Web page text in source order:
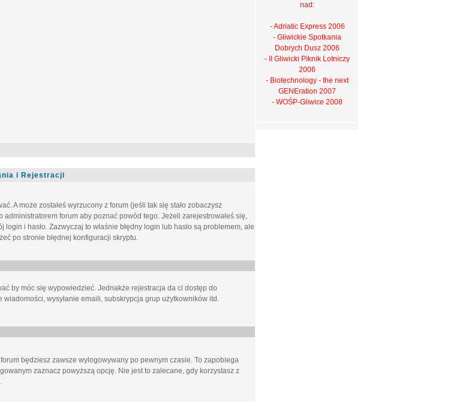
i Rejestracji
A może zostałeś wyrzucony z forum (jeśli tak się stało zobaczysz
forum aby poznać powód tego. Jeżeli zarejestrowałeś się,
i hasło. Zazwyczaj to właśnie błędny login lub hasło są problemem, ale
po stronie błędnej konfiguracji skryptu.
by móc się wypowiedzieć. Jednakże rejestracja da ci dostęp do
wysyłanie emaili, subskrypcja grup użytkowników itd.
będziesz zawsze wylogowywany po pewnym czasie. To zapobiega
zaznacz powyższą opcję. Nie jest to zalecane, gdy korzystasz z
nad:
- Adriatic Express 2006
- Gliwickie Spotkania
Dobrych Dusz 2006
- II Gliwicki Piknik Lotniczy
2006
- Biotechnology - the next
GENEration 2007
- WOŚP-Gliwice 2008